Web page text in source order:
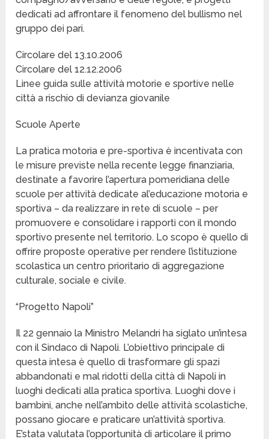
dedicati ad affrontare il fenomeno del bullismo nel
gruppo dei pari.
Circolare del 13.10.2006
Circolare del 12.12.2006
Linee guida sulle attività motorie e sportive nelle
città a rischio di devianza giovanile
Scuole Aperte
La pratica motoria e pre-sportiva è incentivata con
le misure previste nella recente legge finanziaria,
destinate a favorire l’apertura pomeridiana delle
scuole per attività dedicate al’educazione motoria e
sportiva – da realizzare in rete di scuole – per
promuovere e consolidare i rapporti con il mondo
sportivo presente nel territorio. Lo scopo è quello di
offrire proposte operative per rendere l’istituzione
scolastica un centro prioritario di aggregazione
culturale, sociale e civile.
“Progetto Napoli”
Il 22 gennaio la Ministro Melandri ha siglato un’intesa
con il Sindaco di Napoli. L’obiettivo principale di
questa intesa è quello di trasformare gli spazi
abbandonati e mal ridotti della città di Napoli in
luoghi dedicati alla pratica sportiva. Luoghi dove i
bambini, anche nell’ambito delle attività scolastiche,
possano giocare e praticare un’attività sportiva.
E’stata valutata l’opportunità di articolare il primo